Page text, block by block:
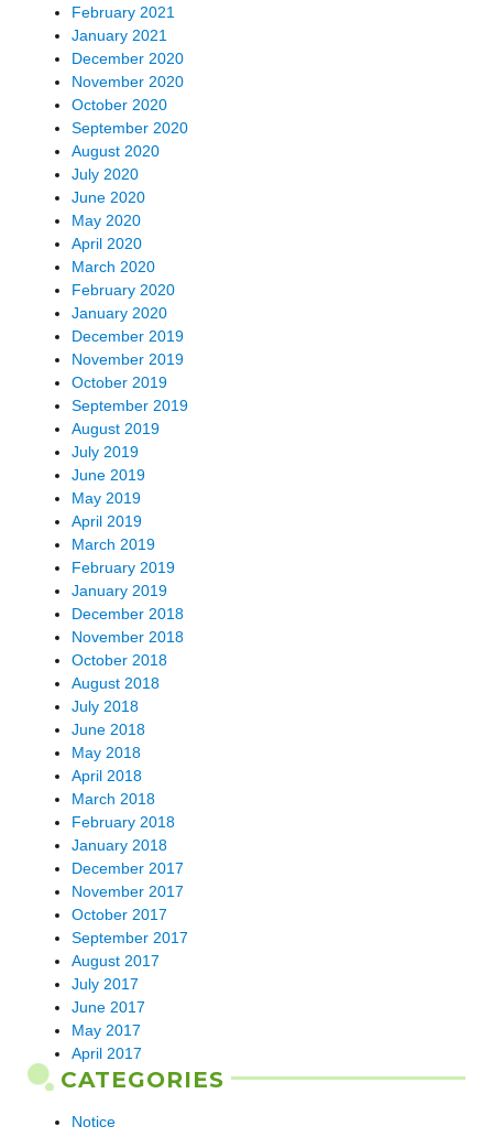
February 2021
January 2021
December 2020
November 2020
October 2020
September 2020
August 2020
July 2020
June 2020
May 2020
April 2020
March 2020
February 2020
January 2020
December 2019
November 2019
October 2019
September 2019
August 2019
July 2019
June 2019
May 2019
April 2019
March 2019
February 2019
January 2019
December 2018
November 2018
October 2018
August 2018
July 2018
June 2018
May 2018
April 2018
March 2018
February 2018
January 2018
December 2017
November 2017
October 2017
September 2017
August 2017
July 2017
June 2017
May 2017
April 2017
CATEGORIES
Notice